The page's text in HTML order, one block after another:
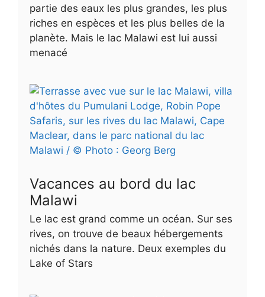
partie des eaux les plus grandes, les plus
riches en espèces et les plus belles de la
planète. Mais le lac Malawi est lui aussi
menacé
Vacances au bord du lac
Malawi
Le lac est grand comme un océan. Sur ses
rives, on trouve de beaux hébergements
nichés dans la nature. Deux exemples du
Lake of Stars